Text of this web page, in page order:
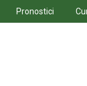
Pronostici